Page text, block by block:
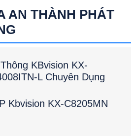
AN THÀNH PHÁT
KBvision KX-
L Chuyên Dụng
Kbvision KX-C8205MN